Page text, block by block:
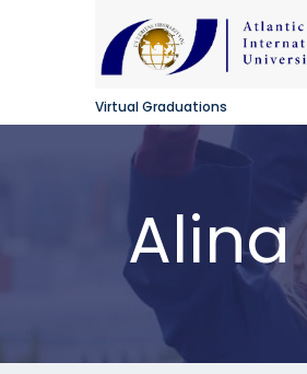
Virtual Graduations
Alina